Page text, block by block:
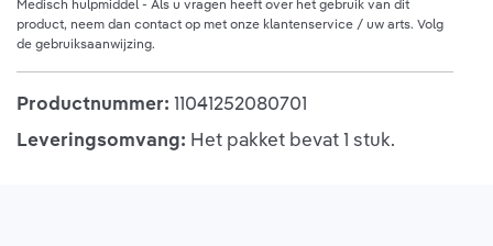
Medisch hulpmiddel - Als u vragen heeft over het gebruik van dit
product, neem dan contact op met onze klantenservice / uw arts. Volg
de gebruiksaanwijzing.
Productnummer: 11041252080701
Leveringsomvang: Het pakket bevat 1 stuk.